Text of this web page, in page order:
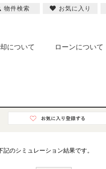
について ローンについて
記のシミュレーション結果です。
物件検索 お気に入り